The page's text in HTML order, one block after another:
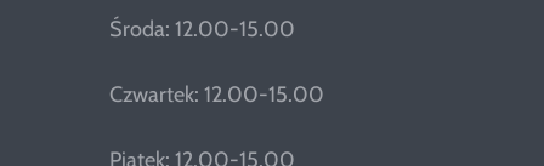
Środa: 12.00-15.00
Czwartek: 12.00-15.00
Piątek: 12.00-15.00